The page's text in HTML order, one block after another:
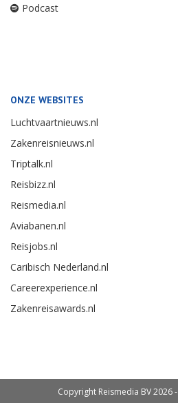
Podcast
ONZE WEBSITES
Luchtvaartnieuws.nl
Zakenreisnieuws.nl
Triptalk.nl
Reisbizz.nl
Reismedia.nl
Aviabanen.nl
Reisjobs.nl
Caribisch Nederland.nl
Careerexperience.nl
Zakenreisawards.nl
Copyright Reismedia BV 2026 -